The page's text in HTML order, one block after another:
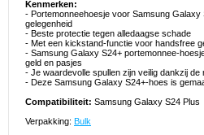
Kenmerken:
- Portemonneehoesje voor Samsung
gelegenheid
- Beste protectie tegen alledaagse schade
- Met een kickstand-functie voor handsfree
- Samsung Galaxy S24+ portemonnee-
geld en pasjes
- Je waardevolle spullen zijn veilig dankzij de
- Deze Samsung Galaxy S24+-hoes is
Compatibiliteit: Samsung Galaxy S24 Plus
Verpakking: Bulk